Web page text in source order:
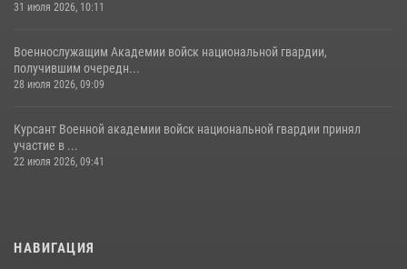
31 июля 2026, 10:11
Военнослужащим Академии войск национальной гвардии,
получившим очередн...
28 июля 2026, 09:09
Курсант Военной академии войск национальной гвардии принял
участие в ...
22 июля 2026, 09:41
НАВИГАЦИЯ